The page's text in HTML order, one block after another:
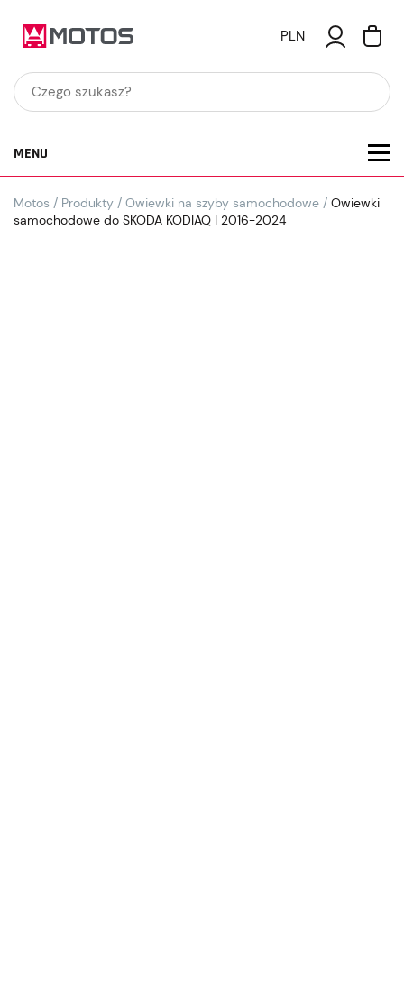
PLN
MENU
Motos / Produkty / Owiewki na szyby samochodowe / Owiewki
samochodowe do SKODA KODIAQ I 2016-2024